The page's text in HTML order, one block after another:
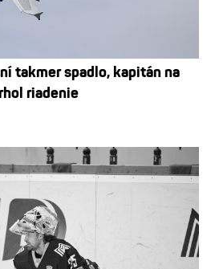
takmer spadlo, kapitán na
riadenie